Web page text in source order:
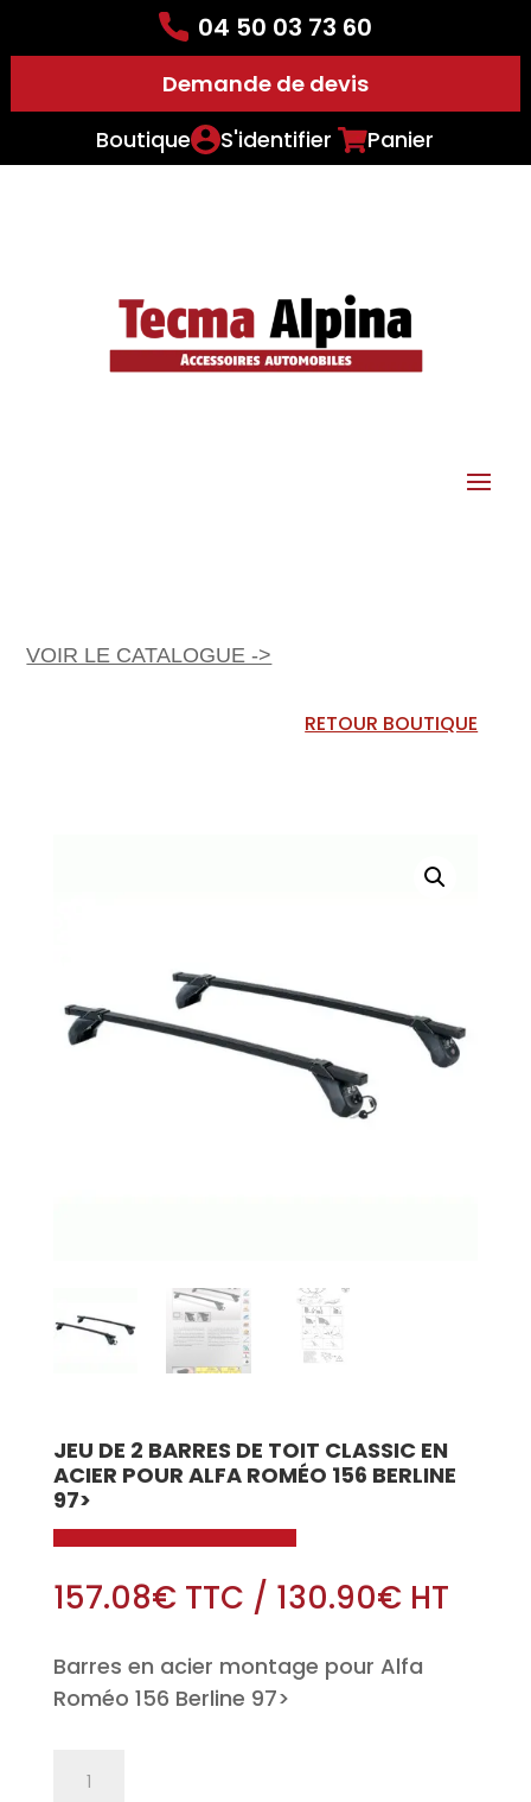
04 50 03 73 60
Demande de devis
Boutique
S'identifier Panier
VOIR LE CATALOGUE ->
RETOUR BOUTIQUE
JEU DE 2 BARRES DE TOIT CLASSIC EN
ACIER POUR ALFA ROMÉO 156 BERLINE
97>
157.08€TTC / 130.90€HT
Barres en acier montage pour Alfa
Roméo 156 Berline 97>